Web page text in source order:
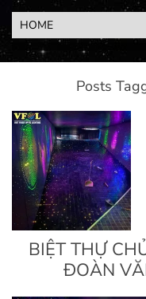
Posts
BIỆT THỰ
ĐOÀN